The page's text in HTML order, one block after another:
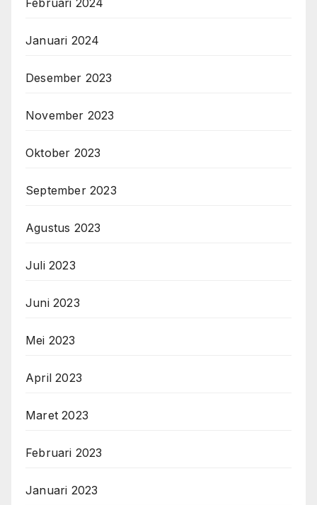
Februari 2024
Januari 2024
Desember 2023
November 2023
Oktober 2023
September 2023
Agustus 2023
Juli 2023
Juni 2023
Mei 2023
April 2023
Maret 2023
Februari 2023
Januari 2023